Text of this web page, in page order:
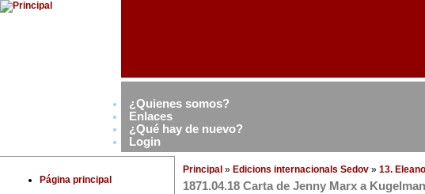
¿Quienes somos?
Enlaces
¿Qué hay de nuevo?
Login
Página principal
Principal » Edicions internacionals Sedov » 13.
1871.04.18 Carta de Jenny Marx a